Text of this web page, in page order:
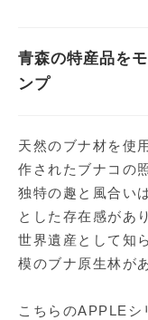
青森の特産品を
ンプ
天然のブナ材を使
作されたブナコの
独特の趣と風合い
とした存在感があ
世界遺産として知
模のブナ原生林が
こちらのAPPLEシ